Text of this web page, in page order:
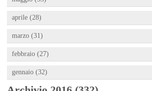
aprile (28)
marzo (31)
febbraio (27)
gennaio (32)